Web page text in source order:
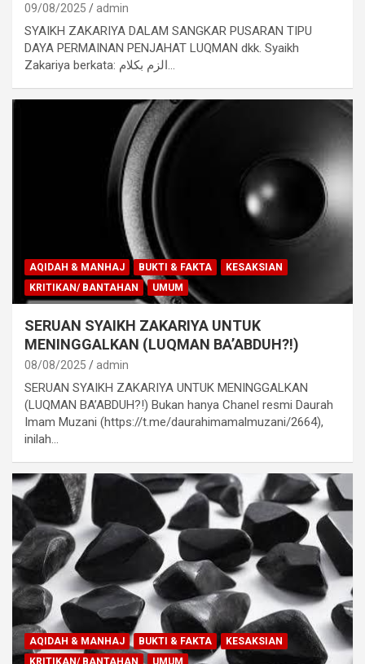
09/08/2025 admin
SYAIKH ZAKARIYA DALAM SANGKAR PUSARAN TIPU
DAYA PERMAINAN PENJAHAT LUQMAN dkk. Syaikh
Zakariya berkata: الزم بكلام…
AQIDAH & MANHAJ BUKTI & FAKTA
KESAKSIAN
KRITIKAN/ BANTAHAN
UMUM
SERUAN SYAIKH ZAKARIYA UNTUK
MENINGGALKAN (LUQMAN BA’ABDUH?!)
08/08/2025 admin
SERUAN SYAIKH ZAKARIYA UNTUK MENINGGALKAN
(LUQMAN BA’ABDUH?!) Bukan hanya Chanel resmi Daurah
Imam Muzani (https://t.me/daurahimamalmuzani/2664),
inilah…
AQIDAH & MANHAJ BUKTI & FAKTA
KESAKSIAN
KRITIKAN/ BANTAHAN
UMUM